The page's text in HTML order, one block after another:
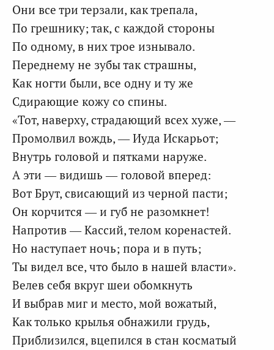
Они все три терзали, как трепала,
По грешнику; так, с каждой стороны
По одному, в них трое изнывало.
Переднему не зубы так страшны,
Как ногти были, все одну и ту же
Сдирающие кожу со спины.
«Тот, наверху, страдающий всех хуже, —
Промолвил вождь, — Иуда Искарьот;
Внутрь головой и пятками наруже.
А эти — видишь — головой вперед:
Вот Брут, свисающий из черной пасти;
Он корчится — и губ не разомкнет!
Напротив — Кассий, телом коренастей.
Но наступает ночь; пора и в путь;
Ты видел все, что было в нашей власти».
Велев себя вкруг шеи обомкнуть
И выбрав миг и место, мой вожатый,
Как только крылья обнажили грудь,
Приблизился, вцепился в стан косматый